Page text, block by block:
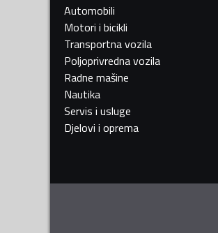
Automobili
Motori i bicikli
Transportna vozila
Poljoprivredna vozila
Radne mašine
Nautika
Servis i usluge
Djelovi i oprema